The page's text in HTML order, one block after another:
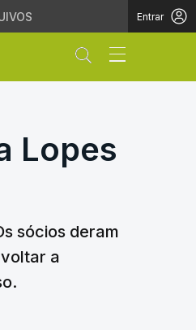
Entrar
Abrir campo
Lopes
sócios deram
a